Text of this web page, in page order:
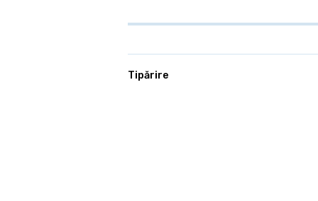
Tipărire